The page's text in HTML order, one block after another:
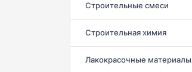
Строительные смеси
Строительная химия
Лакокрасочные материалы